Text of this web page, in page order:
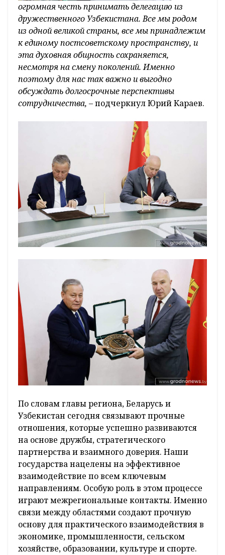
огромная честь принимать делегацию из
дружественного Узбекистана. Все мы родом
из одной великой страны, все мы принадлежим
к единому постсоветскому пространству, и
эта духовная общность сохраняется,
несмотря на смену поколений. Именно
поэтому для нас так важно и выгодно
обсуждать долгосрочные перспективы
сотрудничества, –подчеркнул Юрий Караев.
По словам главы региона, Беларусь и
Узбекистан сегодня связывают прочные
отношения, которые успешно развиваются
на основе дружбы, стратегического
партнерства и взаимного доверия. Наши
государства нацелены на эффективное
взаимодействие по всем ключевым
направлениям. Особую роль в этом процессе
играют межрегиональные контакты. Именно
связи между областями создают прочную
основу для практического взаимодействия в
экономике, промышленности, сельском
хозяйстве, образовании, культуре и спорте.